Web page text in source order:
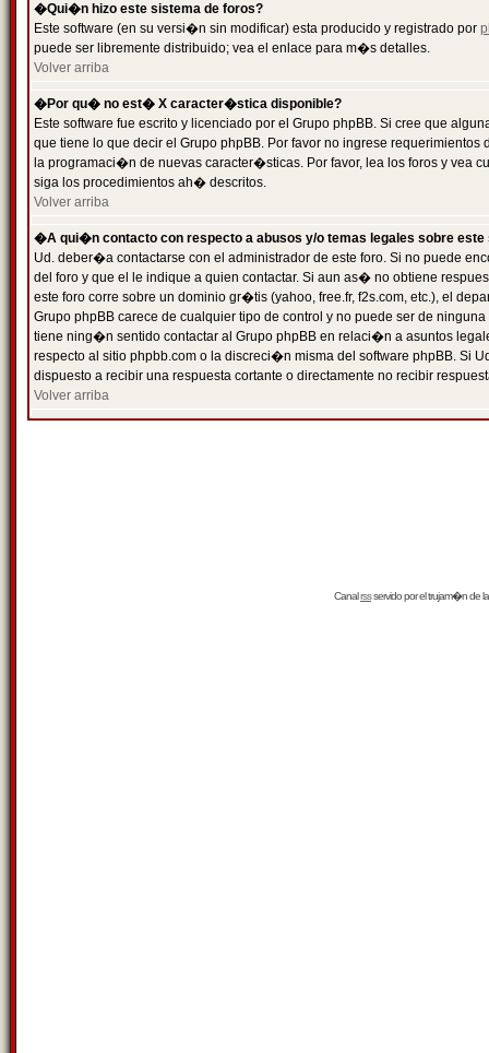
�Qui�n hizo este sistema de foros?
Este software (en su versi�n sin modificar) esta producido y registrado por
puede ser libremente distribuido; vea el enlace para m�s detalles.
Volver arriba
�Por qu� no est� X caracter�stica disponible?
Este software fue escrito y licenciado por el Grupo phpBB. Si cree que
que tiene lo que decir el Grupo phpBB. Por favor no ingrese
la programaci�n de nuevas caracter�sticas. Por favor, lea los foros y vea
siga los procedimientos ah� descritos.
Volver arriba
�A qui�n contacto con respecto a abusos y/o temas legales sobre este
Ud. deber�a contactarse con el administrador de este foro. Si no puede
del foro y que el le indique a quien contactar. Si aun as� no obtiene
este foro corre sobre un dominio gr�tis (yahoo, free.fr, f2s.com, etc.), el
Grupo phpBB carece de cualquier tipo de control y no puede ser de
tiene ning�n sentido contactar al Grupo phpBB en relaci�n a asuntos
respecto al sitio phpbb.com o la discreci�n misma del software phpBB. Si
dispuesto a recibir una respuesta cortante o directamente no recibir
Volver arriba
Canalrssservido por eltrujam�nde